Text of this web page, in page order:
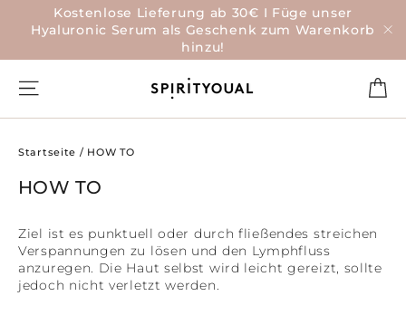
Inhalt
Kostenlose Lieferung ab 30€ I Füge unser
Hyaluronic Serum als Geschenk zum Warenkorb
hinzu!
Startseite / HOW TO
HOW TO
Ziel ist es punktuell oder durch fließendes streichen
Verspannungen zu lösen und den Lymphfluss
anzuregen. Die Haut selbst wird leicht gereizt, sollte
jedoch nicht verletzt werden.